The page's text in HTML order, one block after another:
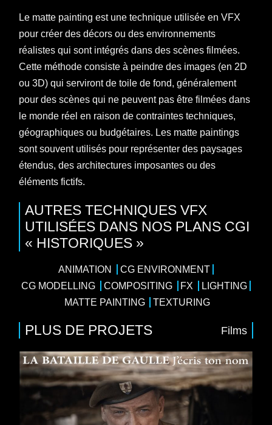
Le matte painting est une technique utilisée en VFX
pour créer des décors ou des environnements
réalistes qui sont intégrés dans des scènes filmées.
Cette méthode consiste à peindre des images (en 2D
ou 3D) qui serviront de toile de fond, généralement
pour des scènes qui ne peuvent pas être filmées dans
le monde réel en raison de contraintes techniques,
géographiques ou budgétaires. Les matte paintings
sont souvent utilisés pour représenter des paysages
étendus, des architectures imposantes ou des
éléments fictifs.
AUTRES TECHNIQUES VFX
UTILISÉES DANS NOS PLANS CGI
« HISTORIQUES »
ANIMATION
CG ENVIRONMENT
CG MODELLING
COMPOSITING FX
LIGHTING
MATTE PAINTING
TEXTURING
PLUS DE PROJETS Films
Films